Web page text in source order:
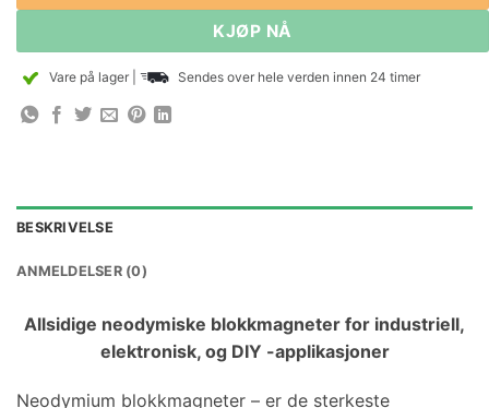
KJØP NÅ
Vare på lager Sendes over hele verden innen 24 timer
BESKRIVELSE
ANMELDELSER (0)
Allsidige neodymiske blokkmagneter for industriell,
elektronisk, og DIY -applikasjoner
Neodymium blokkmagneter – er de sterkeste